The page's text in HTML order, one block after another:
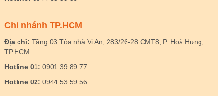
Chi nhánh TP.HCM
Địa chỉ: Tầng 03 Tòa nhà Vi An, 283/26-28 CMT8, P. Hoà Hưng,
TP.HCM
Hotline 01: 0901 39 89 77
Hotline 02: 0944 53 59 56